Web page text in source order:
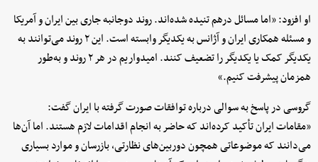
او افزود: «اما مسائل درهم تنیده شده‌اند. روند دوجانبه جاری بین ایران و آمریکا
و مسئله همکاری ایران و آژانس به یکدیگر وابسته است. این ۲ روند می‌توانند به
یکدیگر کمک یا یکدیگر را تضعیف کنند. امیدواریم در هر ۲ روند و به‌طور
همزمان پیشرفت کنیم.»
گروسی در پاسخ به سوالی درباره توافقات صورت گرفته با ایران گفت:
«مقامات ایران تأکید کرده‌اند که حاضر به انجام اقدامات لازم هستند. اما آن‌ها
می‌دانند که موضوعاتی همچون دوربین‌های نظارتی، بازرسان و موارد بسیاری